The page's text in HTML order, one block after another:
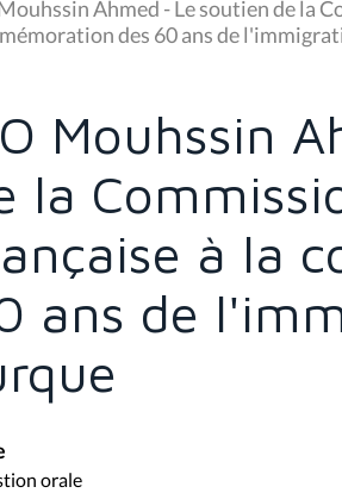
Ahmed - Le soutien de la
des 60 ans de
Mouhssin
la
à la
ans de
orale